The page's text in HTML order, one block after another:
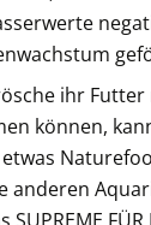
ihr
können,
anderen